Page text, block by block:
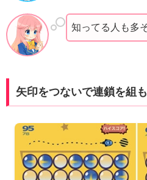
知ってる人も多
矢印をつないで連鎖を組も